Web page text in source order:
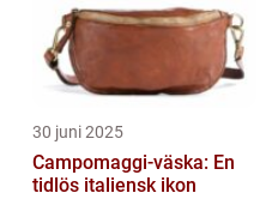
30 juni 2025
Campomaggi-väska: En
tidlös italiensk ikon